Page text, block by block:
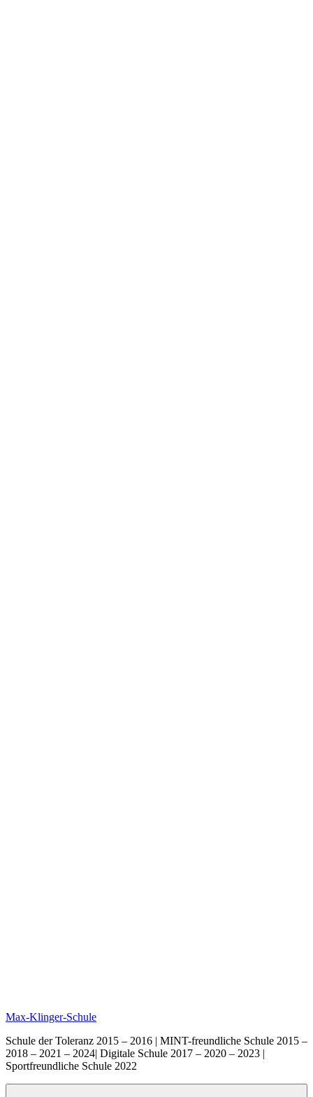
Max-Klinger-Schule
Schule der Toleranz 2015 – 2016 | MINT-freundliche Schule 2015 –
2018 – 2021 – 2024| Digitale Schule 2017 – 2020 – 2023 |
Sportfreundliche Schule 2022